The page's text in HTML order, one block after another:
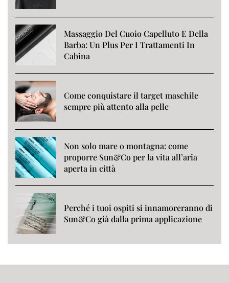
Massaggio Del Cuoio Capelluto E Della
Barba: Un Plus Per I Trattamenti In
Cabina
Come conquistare il target maschile
sempre più attento alla pelle
Non solo mare o montagna: come
proporre Sun&Co per la vita all’aria
aperta in città
Perché i tuoi ospiti si innamoreranno di
Sun&Co già dalla prima applicazione